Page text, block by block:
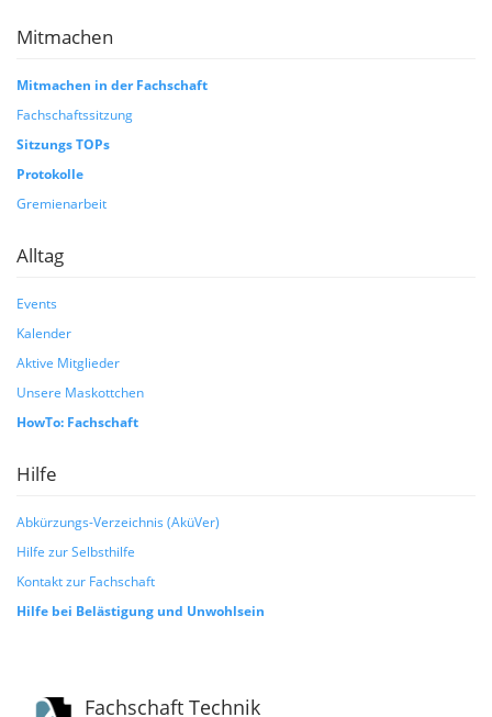
Mitmachen
Mitmachen in der Fachschaft
Fachschaftssitzung
Sitzungs TOPs
Protokolle
Gremienarbeit
Alltag
Events
Kalender
Aktive Mitglieder
Unsere Maskottchen
HowTo: Fachschaft
Hilfe
Abkürzungs-Verzeichnis (AküVer)
Hilfe zur Selbsthilfe
Kontakt zur Fachschaft
Hilfe bei Belästigung und Unwohlsein
Fachschaft Technik